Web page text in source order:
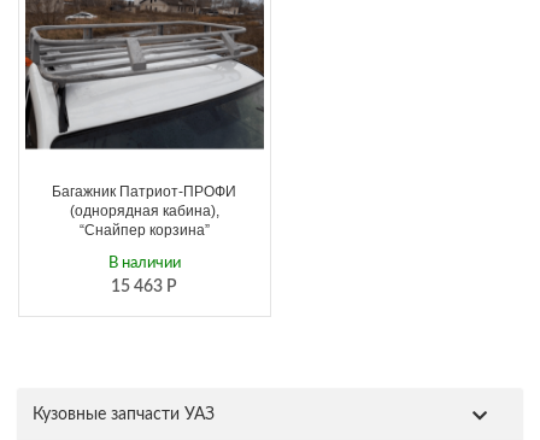
Кузовные запчасти УАЗ
Багажник Патриот-ПРОФИ
(однорядная кабина),
“Снайпер корзина”
15 463 Р
В наличии